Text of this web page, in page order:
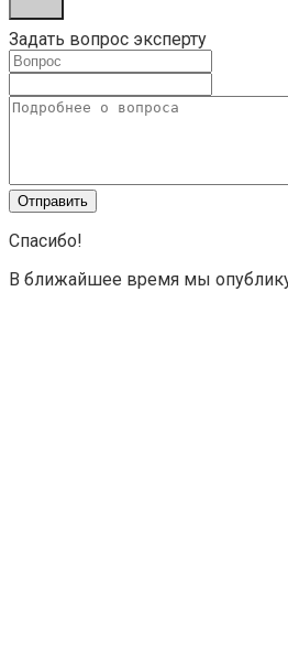
Задать вопрос эксперту
Спасибо!
В ближайшее время мы